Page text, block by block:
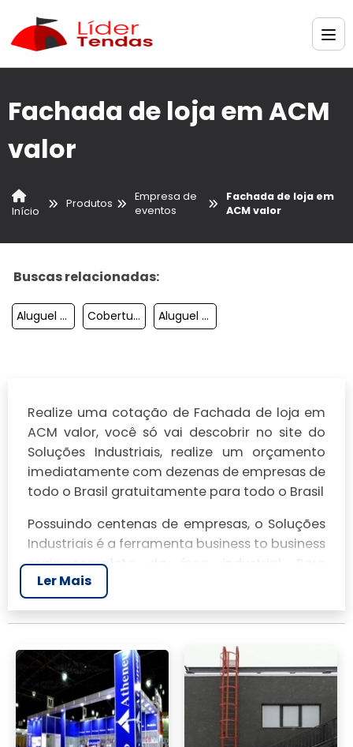
Fachada de loja em ACM
valor
Início
Produtos
Empresa de
eventos
Fachada de loja em
ACM valor
Buscas relacionadas:
Aluguel De Estrutura Para Festas Cobertura Cristal Para Festa Aluguel De Cobertura Para Festas
Realize uma cotação de Fachada de loja em
ACM valor, você só vai descobrir no site do
Soluções Industriais, realize um orçamento
imediatamente com dezenas de empresas de
todo o Brasil gratuitamente para todo o Brasil
Possuindo centenas de empresas, o Soluções
Industriais é a ferramenta business to business
mais completo da área industrial. Para
realizar um orçamento de Fachada de loja em
ACM valor, clique em um ou mais dos
anuciantes a seguir:
Ler Mais